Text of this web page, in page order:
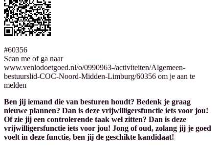
#60356
Scan me of ga naar
www.venlodoetgoed.nl/o/0990963-/activiteiten/Algemeen-
bestuurslid-COC-Noord-Midden-Limburg/60356 om je aan te
melden
Ben jij iemand die van besturen houdt? Bedenk je graag
nieuwe plannen? Dan is deze vrijwilligersfunctie iets voor jou!
Of zie jij een controlerende taak wel zitten? Dan is deze
vrijwilligersfunctie iets voor jou! Jong of oud, zolang jij je goed
voelt in deze functie, ben jij de geschikte kandidaat!